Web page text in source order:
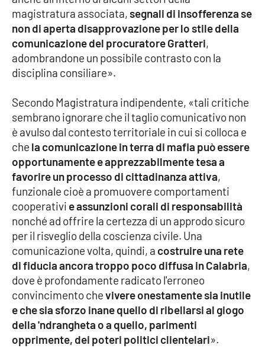
EDIZIONI
LOCALI
Catanzaro
Crotone
Vibo Valentia
Reggio Calabria
Cosenza
Lamezia Terme
PROGETTI
SPECIALI
Buona Sanità Calabria
LA
CALABRIAVISIONE
magistratura associata,segnali di insofferenza se
non di aperta disapprovazione per lo stile della
comunicazione del procuratore Gratteri,
adombrandone un possibile contrasto con la
disciplina consiliare».
Secondo Magistratura indipendente, «tali critiche
sembrano ignorare che il taglio comunicativo non
è avulso dal contesto territoriale in cui si colloca e
che la comunicazione in terra di mafia può essere
opportunamente e apprezzabilmente tesa a
favorire un processo di cittadinanza attiva,
funzionale cioè a promuovere comportamenti
cooperativi e assunzioni corali di responsabilità
nonché ad offrire la certezza di un approdo sicuro
per il risveglio della coscienza civile. Una
comunicazione volta, quindi, a costruire una rete
di fiducia ancora troppo poco diffusa in Calabria,
dove è profondamente radicato l'erroneo
convincimento chevivere onestamente sia inutile
e che sia sforzo inane quello di ribellarsi al giogo
della 'ndrangheta o a quello, parimenti
opprimente, dei poteri politici clientelari».